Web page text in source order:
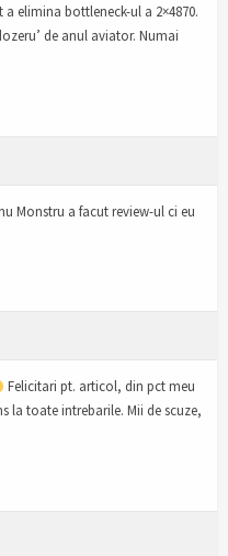
elimina bottleneck-ul a 2×4870.
de anul aviator. Numai
Monstru a facut review-ul ci eu
Felicitari pt. articol, din pct meu
la toate intrebarile. Mii de scuze,